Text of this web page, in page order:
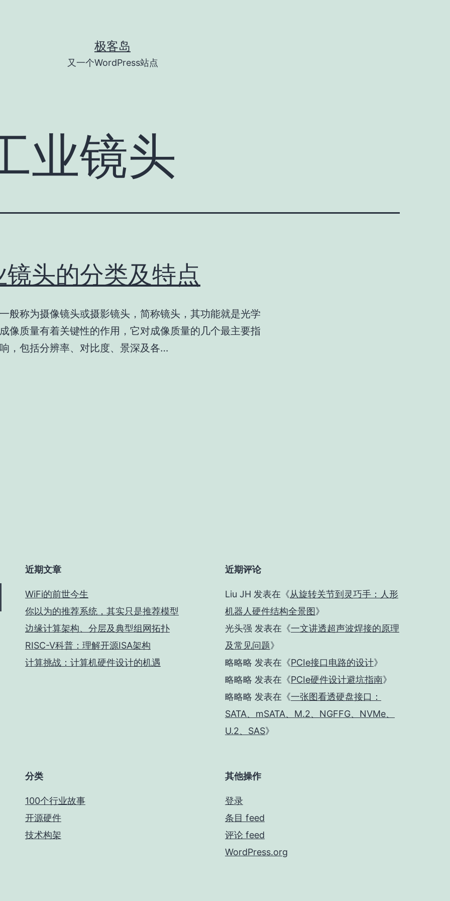
极客岛
又一个WordPress站点
业镜头
镜头的分类及特点
般称为摄像镜头或摄影镜头，简称镜头，其功能就是光学
像质量有着关键性的作用，它对成像质量的几个最主要指
，包括分辨率、对比度、景深及各…
近期文章
WiFi的前世今生
你以为的推荐系统，其实只是推荐模型
边缘计算架构、分层及典型组网拓扑
RISC-V科普：理解开源ISA架构
计算挑战：计算机硬件设计的机遇
近期评论
Liu JH 发表在《从旋转关节到灵巧手：人形
机器人硬件结构全景图》
光头强 发表在《一文讲透超声波焊接的原理
及常见问题》
略略略 发表在《PCIe接口电路的设计》
略略略 发表在《PCIe硬件设计避坑指南》
略略略 发表在《一张图看透硬盘接口：
SATA、mSATA、M.2、NGFFG、NVMe、
U.2、SAS》
分类
100个行业故事
开源硬件
技术构架
其他操作
登录
条目 feed
评论 feed
WordPress.org